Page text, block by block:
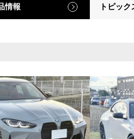
情報 トピック